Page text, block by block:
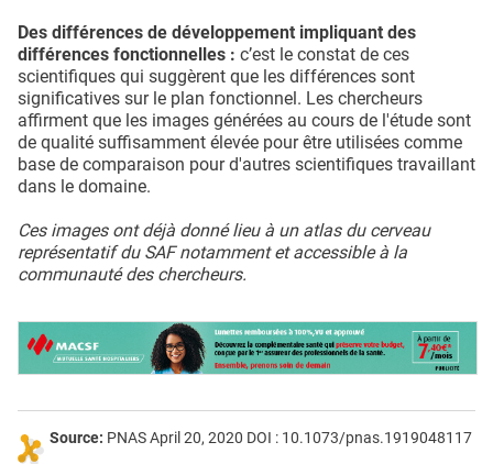
Des différences de développement impliquant des
différences fonctionnelles : c’est le constat de ces
scientifiques qui suggèrent que les différences sont
significatives sur le plan fonctionnel. Les chercheurs
affirment que les images générées au cours de l'étude sont
de qualité suffisamment élevée pour être utilisées comme
base de comparaison pour d'autres scientifiques travaillant
dans le domaine.
Ces images ont déjà donné lieu à un atlas du cerveau
représentatif du SAF notamment et accessible à la
communauté des chercheurs.
Source: PNAS April 20, 2020 DOI : 10.1073/pnas.1919048117